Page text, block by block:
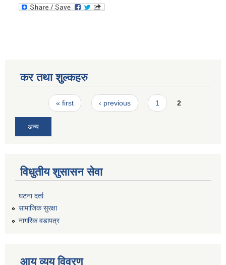
कर तथा शुल्कहरु
Pages« first ‹ previous 1 2
अन्य
विधुतीय शुसासन सेवा
घटना दर्ता
सामाजिक सुरक्षा
नागरिक वडापत्र
आय व्यय विवरण